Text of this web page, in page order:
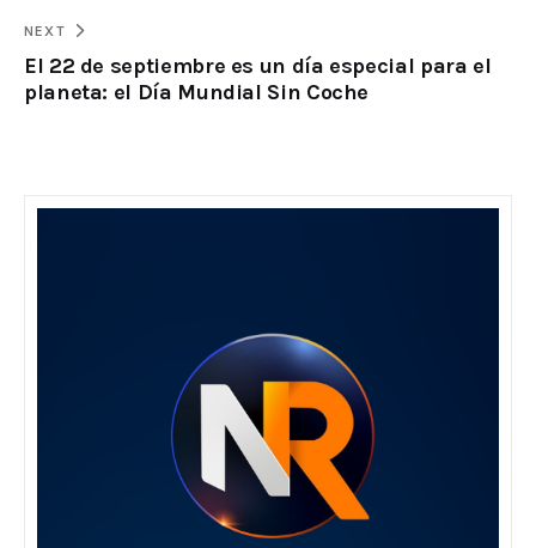
NEXT
El 22 de septiembre es un día especial para el
planeta: el Día Mundial Sin Coche